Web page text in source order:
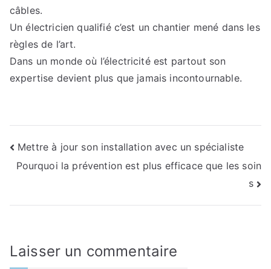
câbles.
Un électricien qualifié c’est un chantier mené dans les
règles de l’art.
Dans un monde où l’électricité est partout son
expertise devient plus que jamais incontournable.
Navigation
de
l’article
Mettre à jour son installation avec un spécialiste
Pourquoi la prévention est plus efficace que les soin
s
Laisser un commentaire